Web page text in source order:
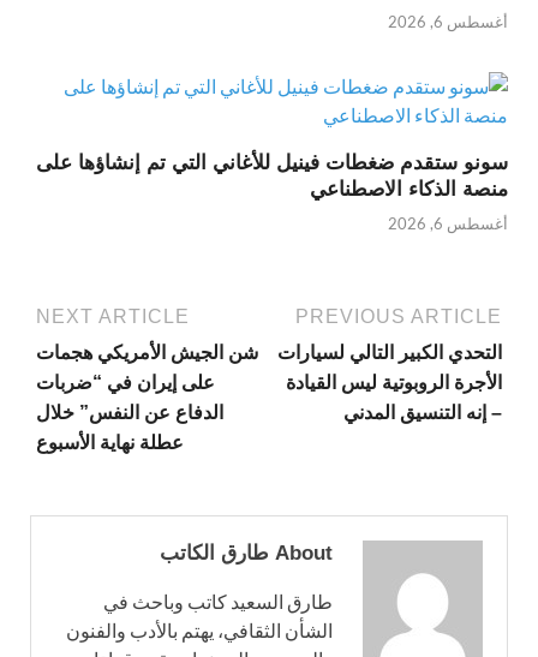
أغسطس 6, 2026
سونو ستقدم ضغطات فينيل للأغاني التي تم إنشاؤها على
منصة الذكاء الاصطناعي
أغسطس 6, 2026
PREVIOUS ARTICLE
التحدي الكبير التالي لسيارات
الأجرة الروبوتية ليس القيادة
– إنه التنسيق المدني
NEXT ARTICLE
شن الجيش الأمريكي هجمات
على إيران في “ضربات
الدفاع عن النفس” خلال
عطلة نهاية الأسبوع
About طارق الكاتب
طارق السعيد كاتب وباحث في
الشأن الثقافي، يهتم بالأدب والفنون